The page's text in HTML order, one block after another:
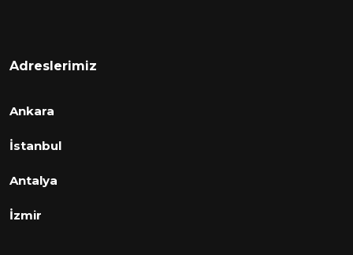
Adreslerimiz
Ankara
İstanbul
Antalya
İzmir